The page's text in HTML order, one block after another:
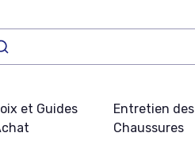
et Guides
Entretien des
Chaussures